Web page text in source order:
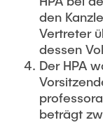
den
Vertreter
dessen
Der HPA
beträgt